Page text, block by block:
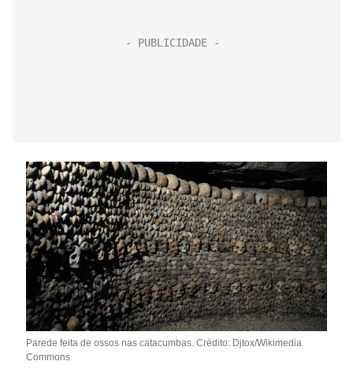
Parede feita de ossos nas catacumbas. Crédito: Djtox/Wikimedia
Commons